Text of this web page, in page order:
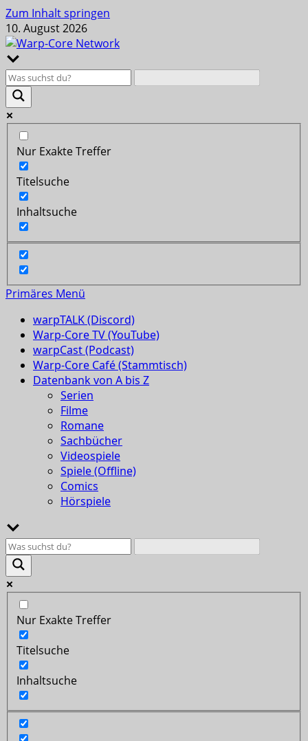
Zum Inhalt springen
10. August 2026
Nur Exakte Treffer
Titelsuche
Inhaltsuche
Primäres Menü
warpTALK (Discord)
Warp-Core TV (YouTube)
warpCast (Podcast)
Warp-Core Café (Stammtisch)
Datenbank von A bis Z
Serien
Filme
Romane
Sachbücher
Videospiele
Spiele (Offline)
Comics
Hörspiele
Nur Exakte Treffer
Titelsuche
Inhaltsuche